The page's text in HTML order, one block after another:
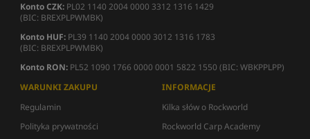
Konto CZK: PL02 1140 2004 0000 3312 1316 1429
(BIC: BREXPLPWMBK)
Konto HUF: PL39 1140 2004 0000 3012 1316 1783
(BIC: BREXPLPWMBK)
Konto RON: PL52 1090 1766 0000 0001 5822 1550 (BIC: WBKPPLPP)
WARUNKI ZAKUPU
Regulamin
Polityka prywatności
INFORMACJE
Kilka słów o Rockworld
Rockworld Carp Academy